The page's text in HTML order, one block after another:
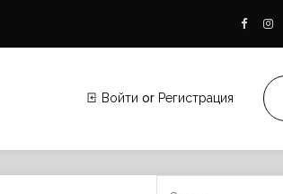
Войти or Регистрация